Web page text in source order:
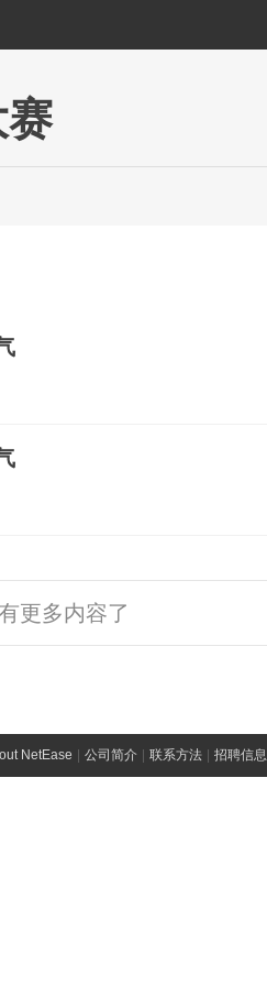
更多内容了
NetEase 公司简介 联系方法 招聘信息